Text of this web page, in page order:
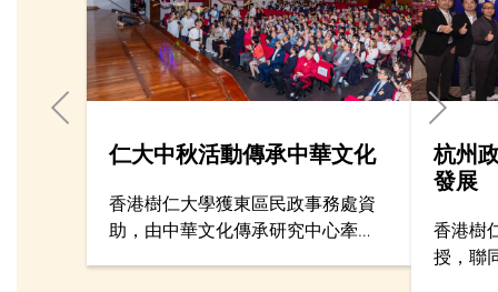
仁大中秋活動傳承中華文化
香港樹仁大學獲東區民政事務處資
助，由中華文化傳承研究中心牽
杭州
發展
香港樹
授，聯